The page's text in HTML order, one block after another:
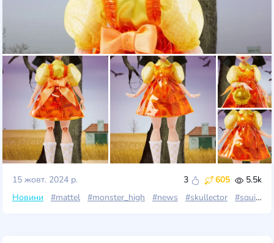
15 жовт. 2024 р. 3 605
5.5k
Новини
#mattel #monster_high #news #skullector #squid_game